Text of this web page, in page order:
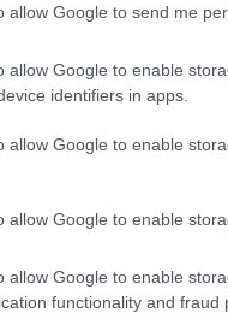
allow Google to send me
allow Google to enable
identifiers in apps.
allow Google to enable
allow Google to enable
allow Google to enable
functionality and fraud
sigue con su política
argentino firma hasta
recomendable en Comunio?
refuerzos del Atleti
de Clubes que